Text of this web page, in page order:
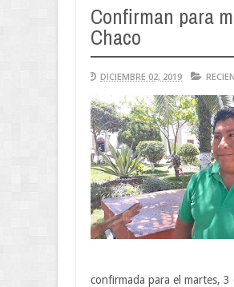
Confirman para
Chaco
DICIEMBRE 02, 2019
confirmada para el martes,